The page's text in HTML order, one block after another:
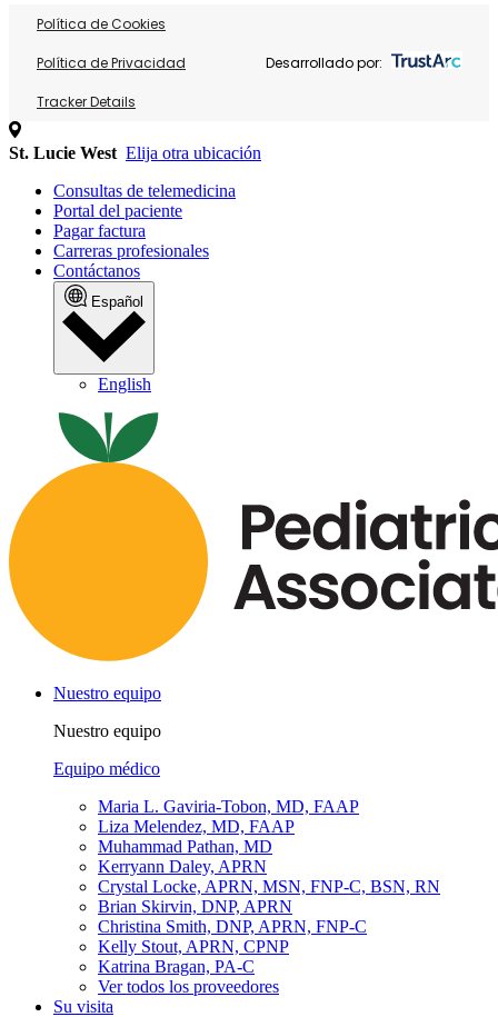
Política de Cookies
Política de Privacidad
Tracker Details
Desarrollado por:
St. Lucie West Elija otra ubicación
Consultas de telemedicina
Portal del paciente
Pagar factura
Carreras profesionales
Contáctanos
Español
English
Nuestro equipo
Nuestro equipo
Equipo médico
Maria L. Gaviria-Tobon, MD, FAAP
Liza Melendez, MD, FAAP
Muhammad Pathan, MD
Kerryann Daley, APRN
Crystal Locke, APRN, MSN, FNP-C, BSN, RN
Brian Skirvin, DNP, APRN
Christina Smith, DNP, APRN, FNP-C
Kelly Stout, APRN, CPNP
Katrina Bragan, PA-C
Ver todos los proveedores
Su visita